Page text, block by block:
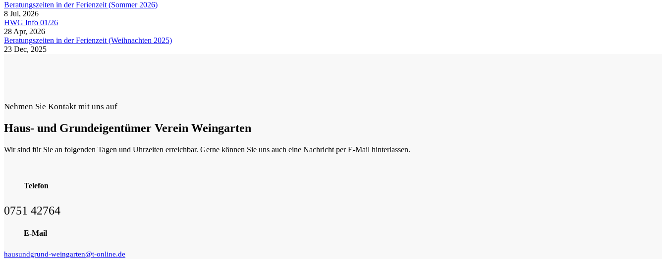
Beratungszeiten in der Ferienzeit (Sommer 2026)
8 Jul, 2026
HWG Info 01/26
28 Apr, 2026
Beratungszeiten in der Ferienzeit (Weihnachten 2025)
23 Dec, 2025
Nehmen Sie Kontakt mit uns auf
Haus- und Grundeigentümer Verein Weingarten
Wir sind für Sie an folgenden Tagen und Uhrzeiten erreichbar. Gerne können Sie uns auch eine Nachricht per E-Mail hinterlassen.
Telefon
0751 42764
E-Mail
hausundgrund-weingarten@t-online.de